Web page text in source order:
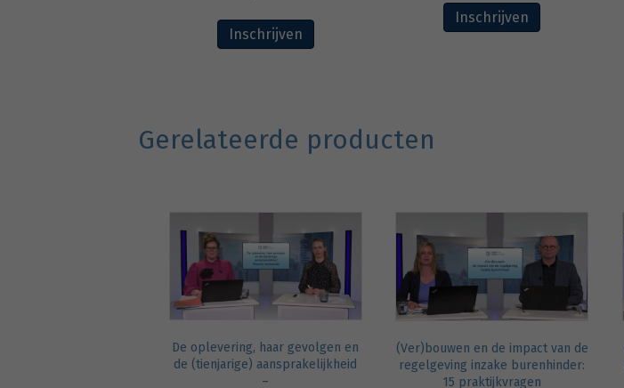
Inschrijven
Inschrijven
Gerelateerde producten
De oplevering, haar gevolgen en
de (tienjarige) aansprakelijkheid
–
(Ver)bouwen en de impact van de
regelgeving inzake burenhinder:
15 praktijkvragen